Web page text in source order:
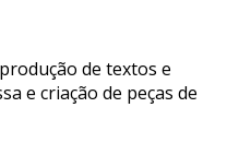
de textos e
e criação de peças de